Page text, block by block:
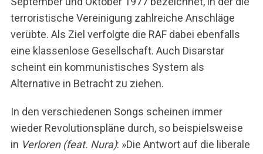
terroristische Vereinigung zahlreiche Anschläge
verübte. Als Ziel verfolgte die RAF dabei ebenfalls
eine klassenlose Gesellschaft. Auch Disarstar
scheint ein kommunistisches System als
Alternative in Betracht zu ziehen.
In den verschiedenen Songs scheinen immer
wieder Revolutionspläne durch, so beispielsweise
in Verloren (feat. Nura): »Die Antwort auf die liberale